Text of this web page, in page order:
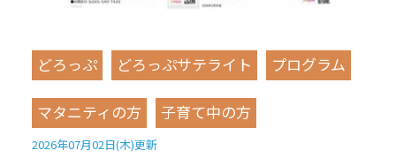
どろっぷ どろっぷサテライト プログラム
マタニティの方 子育て中の方
2026年07月02日(木)更新